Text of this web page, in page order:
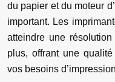
du papier et du moteur
important. Les
atteindre une
plus, offrant une
vos besoins